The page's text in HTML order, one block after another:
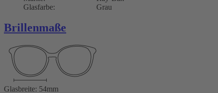
Glasfarbe:
Grau
Brillenmaße
Glasbreite: 54mm